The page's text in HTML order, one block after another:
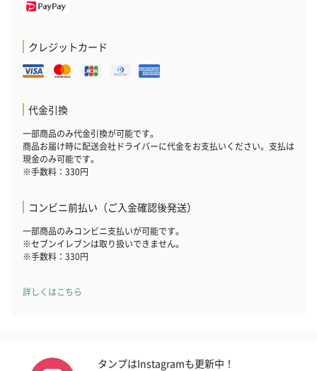
キャンドル・お香
フラッグカプセル：イ
ンセンススティック
（END）（880円）
フラッグカプセル：イ
ンセンススティック
※20歳未満の方への酒類の販売はいたしません。
クレジットカード
代金引換
一部商品のみ代金引換が可能です。
商品お届け時に配送会社ドライバーに代金をお支払いください。支払は
現金のみ可能です。
※手数料：330円
コンビニ前払い（ご入金確認後発送）
一部商品のみコンビニ支払いが可能です。
※セブンイレブンは取り扱いできません。
※手数料：330円
詳しくはこちら
タンプはInstagramも更新中！